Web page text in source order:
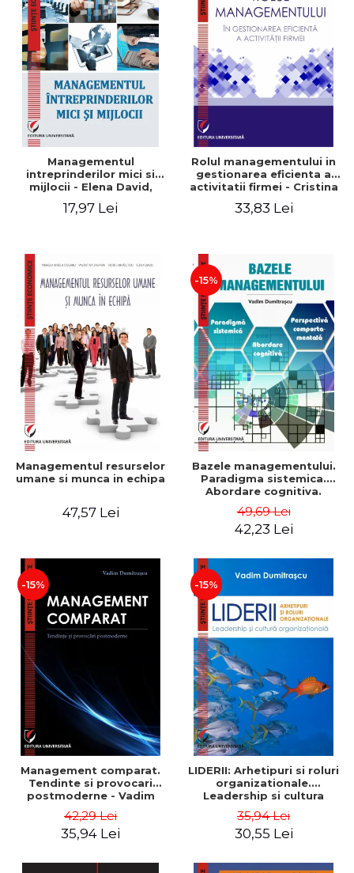
Managementul
intreprinderilor mici si
mijlocii - Elena David,
Roxana Carmen Ionescu,
17,97 Lei
Rolul managementului in
gestionarea eficienta a
activitatii firmei - Cristina
Gabriel Nastase, Mihaela-
33,83 Lei
Managementul resurselor
umane si munca in echipa
47,57 Lei
-15%
Bazele managementului.
Paradigma sistemica.
Abordare cognitiva.
comportamentala - Vadim
Dumitrascu
49,69 Lei
42,23 Lei
-15%
Management comparat.
Tendinte si provocari
postmoderne - Vadim
42,29 Lei
35,94 Lei
-15%
LIDERII: Arhetipuri si roluri
organizationale.
Leadership si cultura
Dumitrascu
35,94 Lei
30,55 Lei